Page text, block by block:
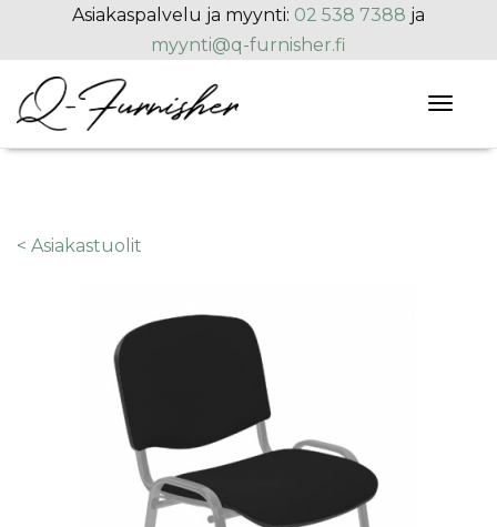
Hyppää pääsisältöön
Asiakaspalvelu ja myynti: 02 538 7388 ja
myynti@q-furnisher.fi
< Asiakastuolit